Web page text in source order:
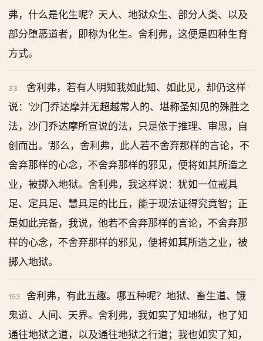
弗，什么是化生呢？天人、地狱众生、部分人类、以及
部分堕恶道者，即称为化生。舍利弗，这便是四种生育
方式。
33
舍利弗，若有人明知我如此知、如此见，却仍这样
说：‘沙门乔达摩并无超越常人的、堪称圣知见的殊胜之
法，沙门乔达摩所宣说的法，只是依于推理、审思，自
创而出。’那么，舍利弗，此人若不舍弃那样的言论，不
舍弃那样的心念，不舍弃那样的邪见，便将如其所造之
业，被掷入地狱。舍利弗，我这样说：犹如一位戒具
足、定具足、慧具足的比丘，能于现法证得究竟智；正
是如此完备，我说，他若不舍弃那样的言论，不舍弃那
样的心念，不舍弃那样的邪见，便将如其所造之业，被
掷入地狱。
153
舍利弗，有此五趣。哪五种呢？地狱、畜生道、饿
鬼道、人间、天界。舍利弗，我如实了知地狱，也了知
通往地狱之道，以及通往地狱之行道；我也如实了知，